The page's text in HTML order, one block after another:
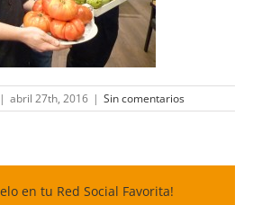
| abril 27th, 2016 | Sin comentarios
en tu Red Social Favorita!